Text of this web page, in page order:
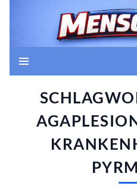
Mensch TV
Suchen